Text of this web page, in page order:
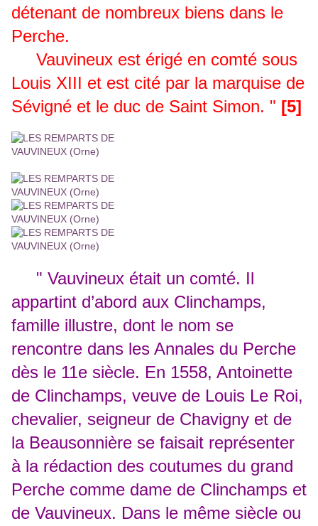
détenant de nombreux biens dans le
Perche.
Vauvineux est érigé en comté sous
Louis XIII et est cité par la marquise de
Sévigné et le duc de Saint Simon. " [5]
" Vauvineux était un comté. Il
appartint d’abord aux Clinchamps,
famille illustre, dont le nom se
rencontre dans les Annales du Perche
dès le 11e siècle. En 1558, Antoinette
de Clinchamps, veuve de Louis Le Roi,
chevalier, seigneur de Chavigny et de
la Beausonnière se faisait représenter
à la rédaction des coutumes du grand
Perche comme dame de Clinchamps et
de Vauvineux. Dans le même siècle ou